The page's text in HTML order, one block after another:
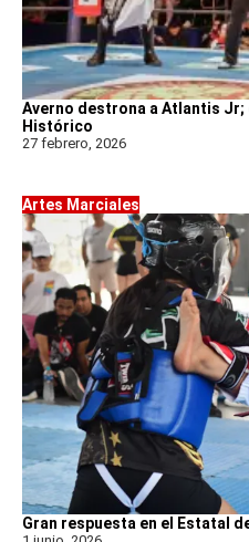
Averno destrona a Atlantis Jr;
Histórico
27 febrero, 2026
Artes Marciales
Gran respuesta en el Estatal